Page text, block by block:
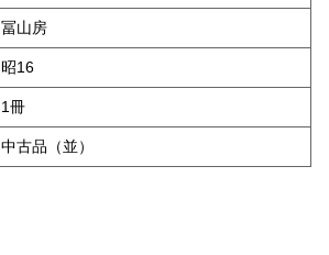
冨山房
昭16
1冊
中古品（並）